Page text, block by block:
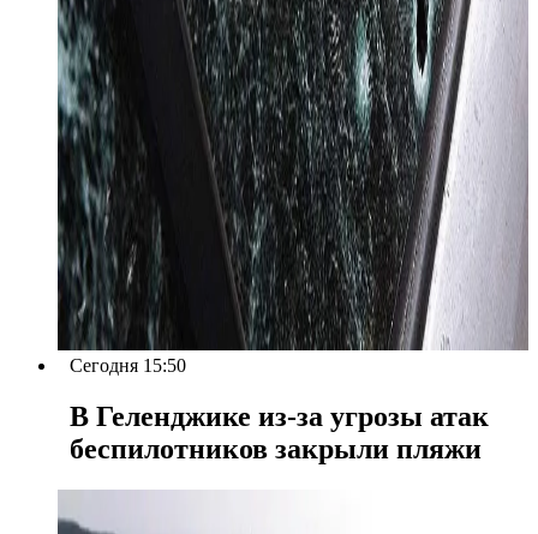
Сегодня 15:50
В Геленджике из-за угрозы атак
беспилотников закрыли пляжи